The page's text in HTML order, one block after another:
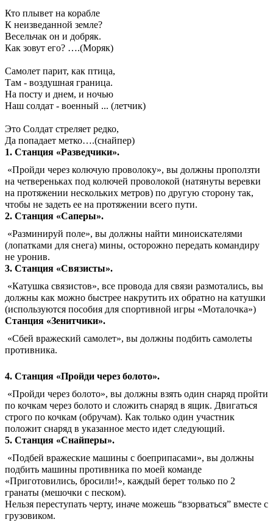
Кто плывет на корабле
К неизведанной земле?
Весельчак он и добряк.
Как зовут его? ….(Моряк)
Самолет парит, как птица,
Там - воздушная граница.
На посту и днем, и ночью
Наш солдат - военный ... (летчик)
Это Солдат стреляет редко,
Да попадает метко….(снайпер)
1. Станция «Разведчики».
«Пройди через колючую проволоку», вы должны проползти
на четвереньках под колючей проволокой (натянуты веревки
на протяжении нескольких метров) по другую сторону так,
чтобы не задеть ее на протяжении всего пути.
2. Станция «Саперы».
«Разминируй поле», вы должны найти миноискателями
(лопатками для снега) мины, осторожно передать командиру
не уронив.
3. Станция «Связисты».
«Катушка связистов», все провода для связи размотались, вы
должны как можно быстрее накрутить их обратно на катушки
(используются пособия для спортивной игры «Моталочка»)
Станция «Зенитчики».
«Сбей вражеский самолет», вы должны подбить самолеты
противника.
4. Станция «Пройди через болото».
«Пройди через болото», вы должны взять один снаряд пройти
по кочкам через болото и сложить снаряд в ящик. Двигаться
строго по кочкам (обручам). Как только один участник
положит снаряд в указанное место идет следующий.
5. Станция «Снайперы».
«Подбей вражеские машины с боеприпасами», вы должны
подбить машины противника по моей команде
«Приготовились, бросили!», каждый берет только по 2
гранаты (мешочки с песком).
Нельзя переступать черту, иначе можешь “взорваться” вместе с
грузовиком.